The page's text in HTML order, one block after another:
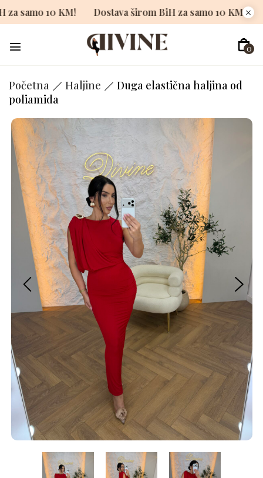
BiH za samo 10 KM! Dostava širom BiH za samo 10
0
Početna Haljine
Duga elastična haljina od
poliamida